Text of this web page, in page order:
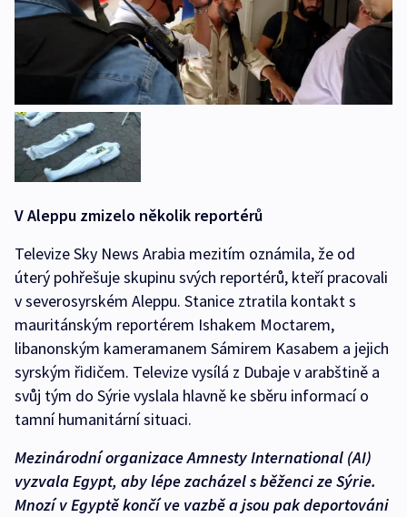
V Aleppu zmizelo několik reportérů
Televize Sky News Arabia mezitím oznámila, že od
úterý pohřešuje skupinu svých reportérů, kteří pracovali
v severosyrském Aleppu. Stanice ztratila kontakt s
mauritánským reportérem Ishakem Moctarem,
libanonským kameramanem Sámirem Kasabem a jejich
syrským řidičem. Televize vysílá z Dubaje v arabštině a
svůj tým do Sýrie vyslala hlavně ke sběru informací o
tamní humanitární situaci.
Mezinárodní organizace Amnesty International (AI)
vyzvala Egypt, aby lépe zacházel s běženci ze Sýrie.
Mnozí v Egyptě končí ve vazbě a jsou pak deportováni